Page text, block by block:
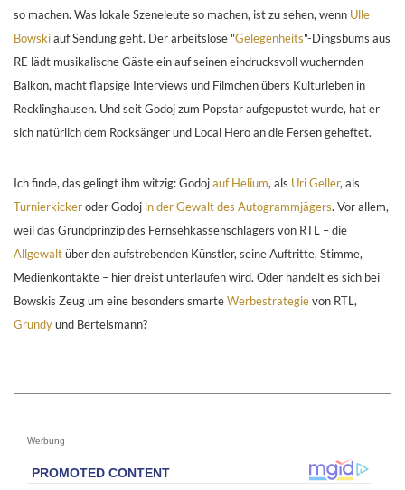
so machen. Was lokale Szeneleute so machen, ist zu sehen, wenn Ulle
Bowskiauf Sendung geht. Der arbeitslose "Gelegenheits"-Dingsbums aus
RE lädt musikalische Gäste ein auf seinen eindrucksvoll wuchernden
Balkon, macht flapsige Interviews und Filmchen übers Kulturleben in
Recklinghausen. Und seit Godoj zum Popstar aufgepustet wurde, hat er
sich natürlich dem Rocksänger und Local Hero an die Fersen geheftet.
Ich finde, das gelingt ihm witzig: Godojauf Helium, als Uri Geller, als
Turnierkickeroder Godoj in der Gewalt des Autogrammjägers. Vor allem,
weil das Grundprinzip des Fernsehkassenschlagers von RTL – die
Allgewaltüber den aufstrebenden Künstler, seine Auftritte, Stimme,
Medienkontakte – hier dreist unterlaufen wird. Oder handelt es sich bei
Bowskis Zeug um eine besonders smarteWerbestrategievon RTL,
Grundyund Bertelsmann?
Werbung